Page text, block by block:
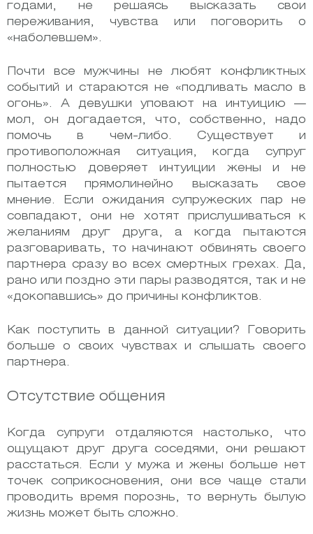
годами, не решаясь высказать свои
переживания, чувства или поговорить о
«наболевшем».
Почти все мужчины не любят конфликтных
событий и стараются не «подливать масло в
огонь». А девушки уповают на интуицию —
мол, он догадается, что, собственно, надо
помочь в чем-либо. Существует и
противоположная ситуация, когда супруг
полностью доверяет интуиции жены и не
пытается прямолинейно высказать свое
мнение. Если ожидания супружеских пар не
совпадают, они не хотят прислушиваться к
желаниям друг друга, а когда пытаются
разговаривать, то начинают обвинять своего
партнера сразу во всех смертных грехах. Да,
рано или поздно эти пары разводятся, так и не
«докопавшись» до причины конфликтов.
Как поступить в данной ситуации? Говорить
больше о своих чувствах и слышать своего
партнера.
Отсутствие общения
Когда супруги отдаляются настолько, что
ощущают друг друга соседями, они решают
расстаться. Если у мужа и жены больше нет
точек соприкосновения, они все чаще стали
проводить время порознь, то вернуть былую
жизнь может быть сложно.